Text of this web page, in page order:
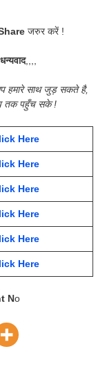
जरुर करें !
धन्यवाद,,,,
हमारे साथ जुड़ सकते है,
तक पहुँच सके !
Here
Here
Here
Here
Here
Here
No